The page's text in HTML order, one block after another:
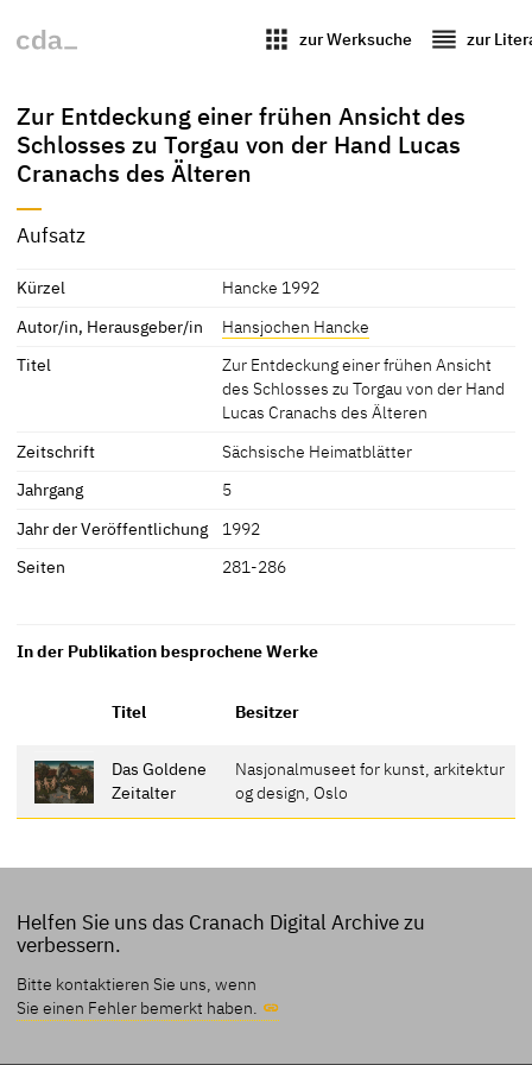
apps zur Werksuche reorder zur
Zur Entdeckung einer frühen Ansicht des
Schlosses zu Torgau von der Hand Lucas
Cranachs des Älteren
Aufsatz
Kürzel
Hancke 1992
Autor/in, Herausgeber/in
Hansjochen Hancke
Titel
Zur Entdeckung einer frühen Ansicht
des Schlosses zu Torgau von der Hand
Lucas Cranachs des Älteren
Zeitschrift
Sächsische Heimatblätter
Jahrgang
5
Jahr der Veröffentlichung
1992
Seiten
281-286
In der Publikation besprochene Werke
Titel Besitzer
Das Goldene
Zeitalter
Nasjonalmuseet for kunst, arkitektur
og design, Oslo
Helfen Sie uns das Cranach Digital Archive zu
verbessern.
Bitte kontaktieren Sie uns, wenn
Sie einen Fehler bemerkt haben.